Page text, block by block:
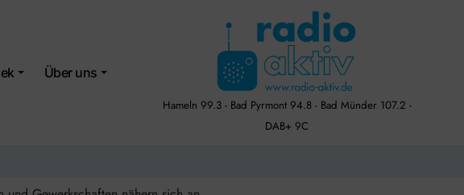
Über uns
Hameln 99.3 - Bad Pyrmont 94.8 - Bad Münder 107.2 -
DAB+ 9C